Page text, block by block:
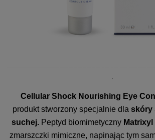
Cellular Shock Nourishing Eye
produkt stworzony specjalnie dla skóry
suchej. Peptyd biomimetyczny Matrixyl
zmarszczki mimiczne, napinając tym